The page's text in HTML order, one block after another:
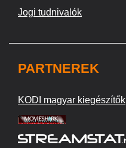
Jogi tudnivalók
PARTNEREK
KODI magyar kiegészítők